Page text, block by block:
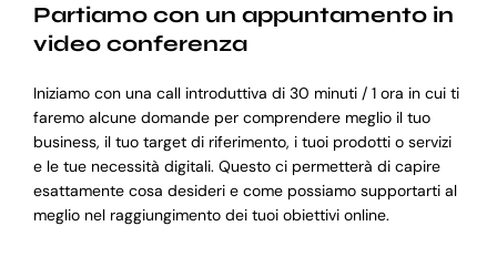
Partiamo con un appuntamento in
video conferenza
Iniziamo con una call introduttiva di 30 minuti / 1 ora in cui ti
faremo alcune domande per comprendere meglio il tuo
business, il tuo target di riferimento, i tuoi prodotti o servizi
e le tue necessità digitali. Questo ci permetterà di capire
esattamente cosa desideri e come possiamo supportarti al
meglio nel raggiungimento dei tuoi obiettivi online.